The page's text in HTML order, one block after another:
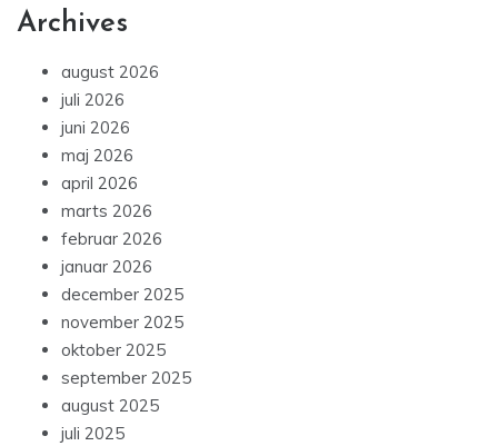
Archives
august 2026
juli 2026
juni 2026
maj 2026
april 2026
marts 2026
februar 2026
januar 2026
december 2025
november 2025
oktober 2025
september 2025
august 2025
juli 2025